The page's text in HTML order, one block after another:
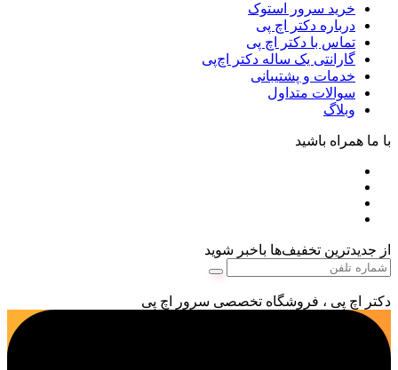
خرید سرور استوک
درباره دکتر اچ پی
تماس با دکتر اچ پی
گارانتی یک ساله دکتر اچ‌پی
خدمات و پشتیبانی
سوالات متداول
وبلاگ
با ما همراه باشید
از جدیدترین تخفیف‌ها باخبر شوید
دکتر اچ پی ، فروشگاه تخصصی سرور اچ پی